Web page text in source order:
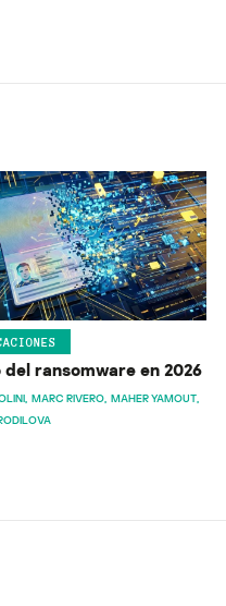
del ransomware en 2026
MARC RIVERO MAHER YAMOUT